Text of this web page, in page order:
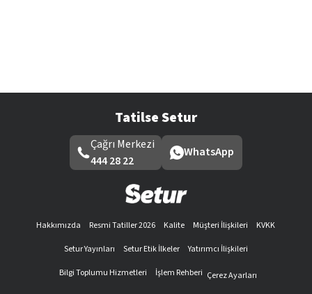
Tatilse Setur
Çağrı Merkezi
444 28 22
WhatsApp
Hakkımızda Resmi Tatiller 2026 Kalite Müşteri İlişkileri
KVKK
Setur Yayınları
Setur Etik İlkeler
Yatırımcı İlişkileri
Bilgi Toplumu Hizmetleri
İşlem Rehberi Çerez Ayarları